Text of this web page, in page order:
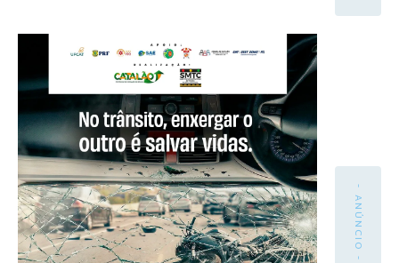
- ANÚNCIO -